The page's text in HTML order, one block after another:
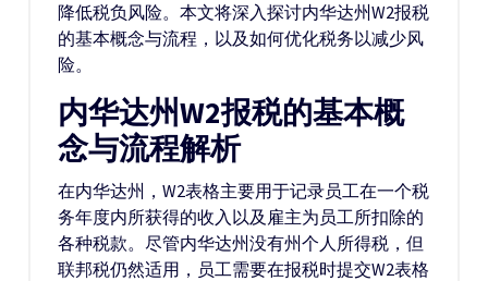
降低税负风险。本文将深入探讨内华达州W2报税
的基本概念与流程，以及如何优化税务以减少风
险。
内华达州W2报税的基本概
念与流程解析
在内华达州，W2表格主要用于记录员工在一个税
务年度内所获得的收入以及雇主为员工所扣除的
各种税款。尽管内华达州没有州个人所得税，但
联邦税仍然适用，员工需要在报税时提交W2表格